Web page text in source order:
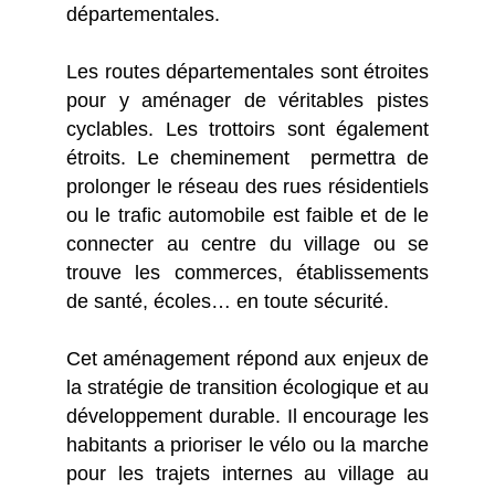
départementales.
Les routes départementales sont étroites
pour y aménager de véritables pistes
cyclables. Les trottoirs sont également
étroits. Le cheminement permettra de
prolonger le réseau des rues résidentiels
ou le trafic automobile est faible et de le
connecter au centre du village ou se
trouve les commerces, établissements
de santé, écoles… en toute sécurité.
Cet aménagement répond aux enjeux de
la stratégie de transition écologique et au
développement durable. Il encourage les
habitants a prioriser le vélo ou la marche
pour les trajets internes au village au